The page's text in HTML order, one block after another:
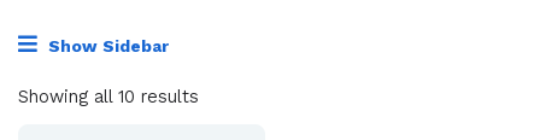
Show Sidebar
Showing all 10 results